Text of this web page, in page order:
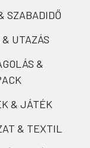
SZABADIDŐ
& UTAZÁS
&
& JÁTÉK
& TEXTIL